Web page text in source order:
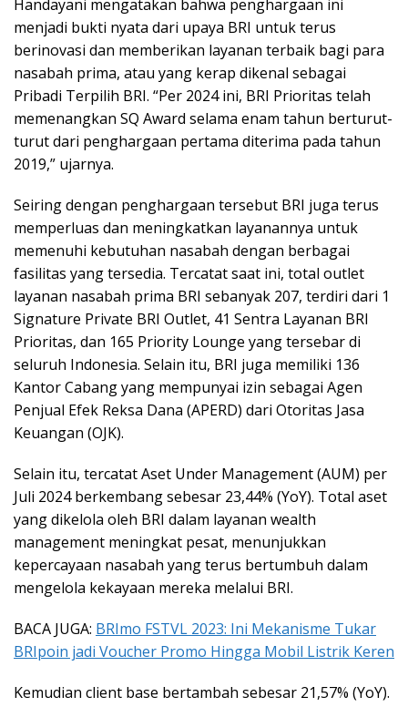
Handayani mengatakan bahwa penghargaan ini
menjadi bukti nyata dari upaya BRI untuk terus
berinovasi dan memberikan layanan terbaik bagi para
nasabah prima, atau yang kerap dikenal sebagai
Pribadi Terpilih BRI. “Per 2024 ini, BRI Prioritas telah
memenangkan SQ Award selama enam tahun berturut-
turut dari penghargaan pertama diterima pada tahun
2019,” ujarnya.
Seiring dengan penghargaan tersebut BRI juga terus
memperluas dan meningkatkan layanannya untuk
memenuhi kebutuhan nasabah dengan berbagai
fasilitas yang tersedia. Tercatat saat ini, total outlet
layanan nasabah prima BRI sebanyak 207, terdiri dari 1
Signature Private BRI Outlet, 41 Sentra Layanan BRI
Prioritas, dan 165 Priority Lounge yang tersebar di
seluruh Indonesia. Selain itu, BRI juga memiliki 136
Kantor Cabang yang mempunyai izin sebagai Agen
Penjual Efek Reksa Dana (APERD) dari Otoritas Jasa
Keuangan (OJK).
Selain itu, tercatat Aset Under Management (AUM) per
Juli 2024 berkembang sebesar 23,44% (YoY). Total aset
yang dikelola oleh BRI dalam layanan wealth
management meningkat pesat, menunjukkan
kepercayaan nasabah yang terus bertumbuh dalam
mengelola kekayaan mereka melalui BRI.
BACA JUGA: BRImo FSTVL 2023: Ini Mekanisme Tukar
BRIpoin jadi Voucher Promo Hingga Mobil Listrik Keren
Kemudian client base bertambah sebesar 21,57% (YoY).